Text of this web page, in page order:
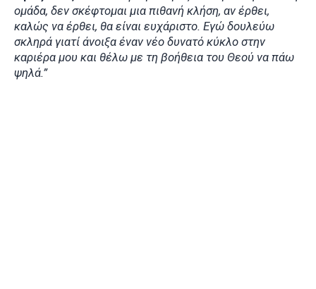
ομάδα, δεν σκέφτομαι μια πιθανή κλήση, αν έρθει,
καλώς να έρθει, θα είναι ευχάριστο. Εγώ δουλεύω
σκληρά γιατί άνοιξα έναν νέο δυνατό κύκλο στην
καριέρα μου και θέλω με τη βοήθεια του Θεού να πάω
ψηλά.”